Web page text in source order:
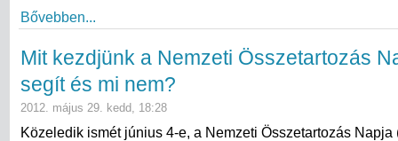
Bővebben...
Mit kezdjünk a Nemzeti Összetartozás
segít és mi nem?
2012. május 29. kedd, 18:28
Közeledik ismét június 4-e, a Nemzeti Összetartozás Napja